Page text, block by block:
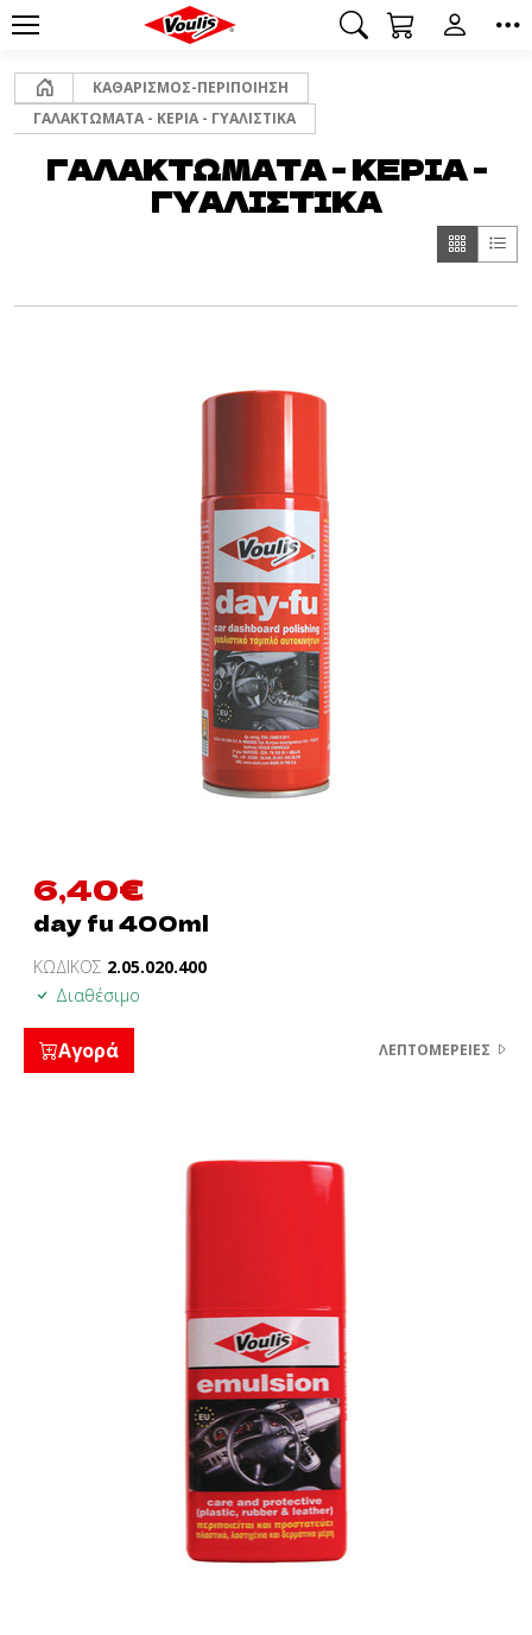
Αρχική
ΚΑΘΑΡΙΣΜΟΣ-ΠΕΡΙΠΟΙΗΣΗ
ΓΑΛΑΚΤΩΜΑΤΑ - ΚΕΡΙΑ - ΓΥΑΛΙΣΤΙΚΑ
ΓΑΛΑΚΤΩΜΑΤΑ - ΚΕΡΙΑ -
ΓΥΑΛΙΣΤΙΚΑ
6,40€
day fu 400ml
ΚΩΔΙΚΟΣ 2.05.020.400
Διαθέσιμο
Αγορά ΛΕΠΤΟΜΈΡΕΙΕΣ